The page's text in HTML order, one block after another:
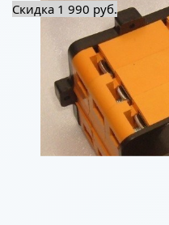
Скидка 1 990 руб.